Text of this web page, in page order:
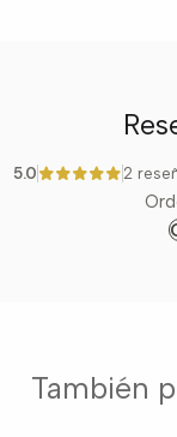
5.0 2
También